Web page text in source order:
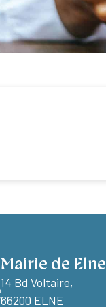
Mairie de Elne
14 Bd Voltaire,
66200 ELNE